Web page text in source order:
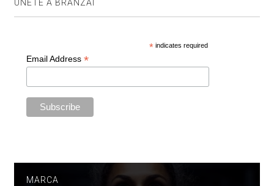
ÚNETE A BRANZAI
* indicates required
Email Address *
MARCA